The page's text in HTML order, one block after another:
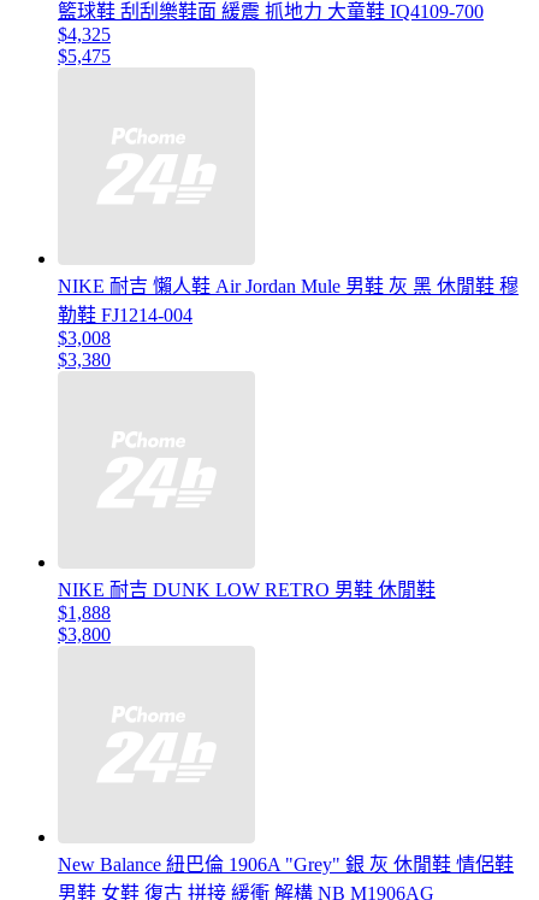
籃球鞋 刮刮樂鞋面 緩震 抓地力 大童鞋 IQ4109-700
$4,325
$5,475
NIKE 耐吉 懶人鞋 Air Jordan Mule 男鞋 灰 黑 休閒鞋 穆
勒鞋 FJ1214-004
$3,008
$3,380
NIKE 耐吉 DUNK LOW RETRO 男鞋 休閒鞋
$1,888
$3,800
New Balance 紐巴倫 1906A "Grey" 銀 灰 休閒鞋 情侶鞋
男鞋 女鞋 復古 拼接 緩衝 解構 NB M1906AG